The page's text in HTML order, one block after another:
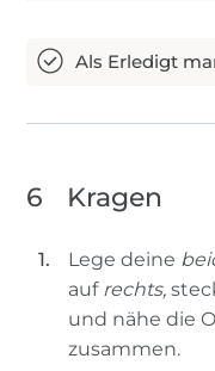
6 Kragen
Lege deine
auf rechts,
und nähe die
zusammen.